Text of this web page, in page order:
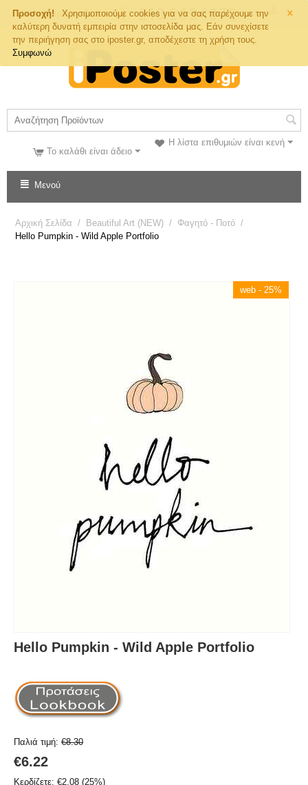
×
Προσοχή!
Χρησιμοποιούμε cookies για να σας παρέχουμε την
καλύτερη δυνατή εμπειρία στην ιστοσελίδα μας. Εάν συνεχίσετε
την περιήγηση σας στο iposter.gr, αποδέχεστε τη χρήση τους.
Συμφωνώ
Τηλ. Παραγγελιών
Η λίστα επιθυμιών είναι κενή
Το καλάθι είναι άδειο
Μενού
Αρχική Σελίδα / Beautiful Art (NEW) / Φαγητό - Ποτό /
Hello Pumpkin - Wild Apple Portfolio
web - 25%
Hello Pumpkin - Wild Apple Portfolio
Παλιά τιμή: €8.30
€6.22
Κερδίζετε: €2.08 (25%)